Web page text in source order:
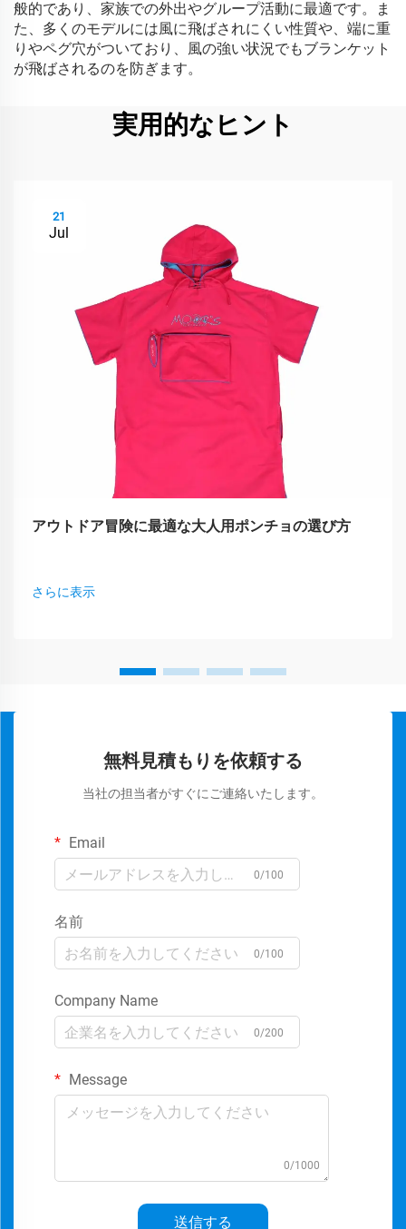
般的であり、家族での外出やグループ活動に最適です。ま
た、多くのモデルには風に飛ばされにくい性質や、端に重
りやペグ穴がついており、風の強い状況でもブランケット
が飛ばされるのを防ぎます。
実用的なヒント
21
Jul
アウトドア冒険に最適な大人用ポンチョの選び方
さらに表示
無料見積もりを依頼する
当社の担当者がすぐにご連絡いたします。
Email
0/100
名前
0/100
Company Name
0/200
Message
0/1000
送信する